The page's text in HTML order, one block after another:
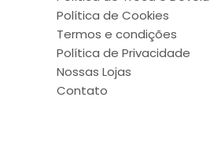
Política de Cookies
Termos e condições
Política de Privacidade
Nossas Lojas
Contato